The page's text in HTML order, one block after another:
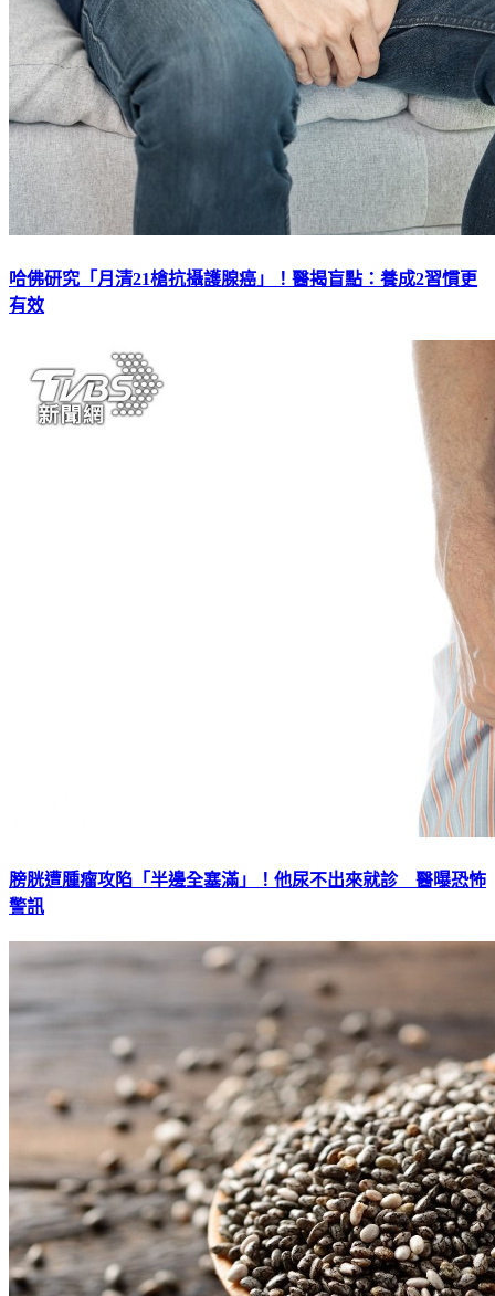
哈佛研究「月清21槍抗攝護腺癌」！醫揭盲點：養成2習慣更
有效
膀胱遭腫瘤攻陷「半邊全塞滿」！他尿不出來就診 醫曝恐怖
警訊